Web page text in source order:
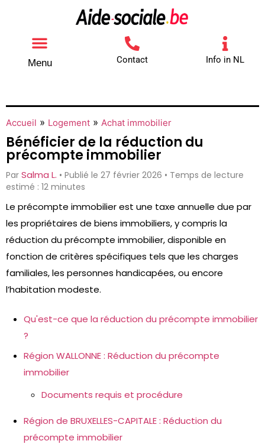
Menu Contact Info in NL
Accueil » Logement » Achat immobilier
Bénéficier de la réduction du
précompte immobilier
Par Salma L. • Publié le 27 février 2026 • Temps de lecture
estimé : 12 minutes
Le précompte immobilier est une taxe annuelle due par
les propriétaires de biens immobiliers, y compris la
réduction du précompte immobilier, disponible en
fonction de critères spécifiques tels que les charges
familiales, les personnes handicapées, ou encore
l’habitation modeste.
Qu'est-ce que la réduction du précompte immobilier
?
Région WALLONNE : Réduction du précompte
immobilier
Documents requis et procédure
Région de BRUXELLES-CAPITALE : Réduction du
précompte immobilier